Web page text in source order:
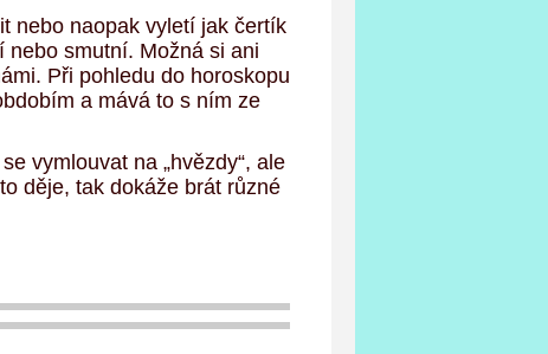
nebo naopak vyletí jak čertík
nebo smutní. Možná si ani
Při pohledu do horoskopu
a mává to s ním ze
vymlouvat na „hvězdy“, ale
děje, tak dokáže brát různé